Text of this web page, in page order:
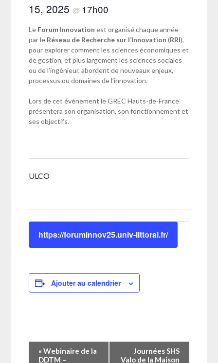
15, 2025 @ 17h00
Le Forum Innovation est organisé chaque année
par le Réseau de Recherche sur l’Innovation (RRI),
pour explorer comment les sciences économiques et
de gestion, et plus largement les sciences sociales
ou de l’ingénieur, abordent de nouveaux enjeux,
processus ou domaines de l’innovation.
Lors de cet événement le GREC Hauts-de-France
présentera son organisation, son fonctionnement et
ses objectifs.
ULCO
https://foruminnov25.univ-littoral.fr/
Ajouter au calendrier
Navigation
Évènement
«Webinaire de la
DDTM –
Journées SHS
Valo de la Maison